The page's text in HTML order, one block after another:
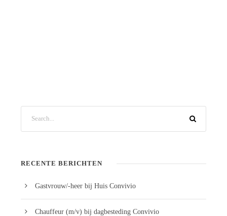
RECENTE BERICHTEN
Gastvrouw/-heer bij Huis Convivio
Chauffeur (m/v) bij dagbesteding Convivio